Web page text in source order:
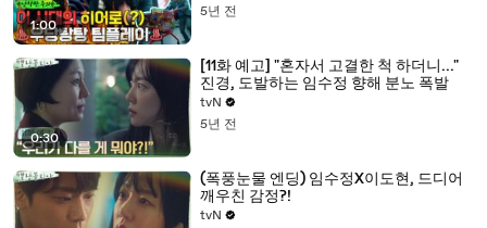
1:00
5년 전
0:30
[11화 예고] "혼자서 고결한 척 하더니..."
진경, 도발하는 임수정 향해 분노 폭발
tvN
5년 전
(폭풍눈물 엔딩) 임수정X이도현, 드디어
깨우친 감정?!
tvN